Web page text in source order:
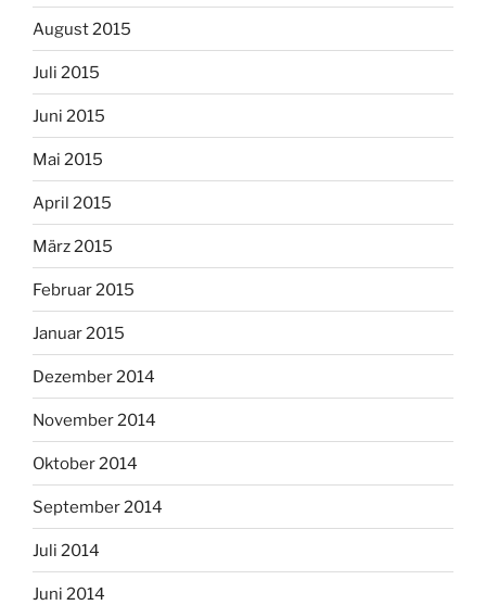
August 2015
Juli 2015
Juni 2015
Mai 2015
April 2015
März 2015
Februar 2015
Januar 2015
Dezember 2014
November 2014
Oktober 2014
September 2014
Juli 2014
Juni 2014